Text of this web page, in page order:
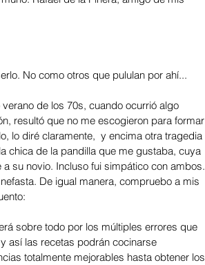
No como otros que pululan por ahí...
de los 70s, cuando ocurrió algo
resultó que no me escogieron para formar
lo diré claramente,  y encima otra tragedia
chica de la pandilla que me gustaba, cuya
su novio. Incluso fui simpático con ambos.
De igual manera, compruebo a mis
sobre todo por los múltiples errores que
así las recetas podrán cocinarse
totalmente mejorables hasta obtener los